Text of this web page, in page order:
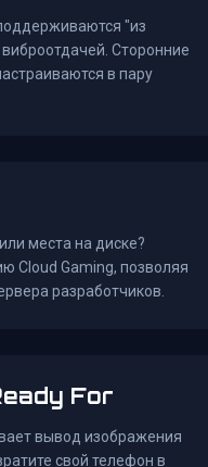
"из
Сторонние
в пару
места на диске?
Cloud Gaming, позволяя
разработчиков.
For
вывод изображения
свой телефон в